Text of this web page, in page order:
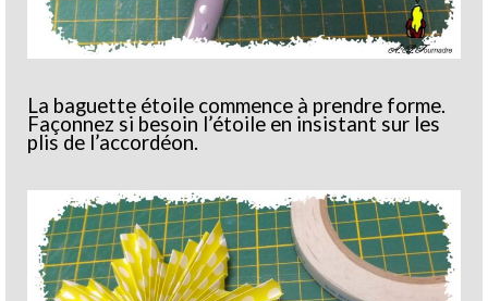
La baguette étoile commence à prendre forme.
Façonnez si besoin l’étoile en insistant sur les
plis de l’accordéon.